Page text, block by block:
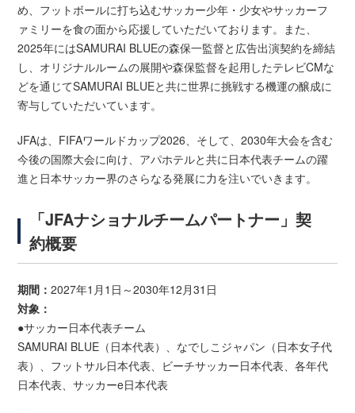
め、フットボールに打ち込むサッカー少年・少女やサッカーフ
ァミリーを食の面から応援していただいております。また、
2025年にはSAMURAI BLUEの森保一監督と広告出演契約を締結
し、オリジナルルームの展開や森保監督を起用したテレビCMな
どを通じてSAMURAI BLUEと共に世界に挑戦する機運の醸成に
寄与していただいています。
JFAは、FIFAワールドカップ2026、そして、2030年大会を含む
今後の国際大会に向け、アパホテルと共に日本代表チームの躍
進と日本サッカー界のさらなる発展に力を注いでいきます。
「JFAナショナルチームパートナー」契
約概要
期間：2027年1月1日～2030年12月31日
対象：
●サッカー日本代表チーム
SAMURAI BLUE（日本代表）、なでしこジャパン（日本女子代
表）、フットサル日本代表、ビーチサッカー日本代表、各年代
日本代表、サッカーe日本代表